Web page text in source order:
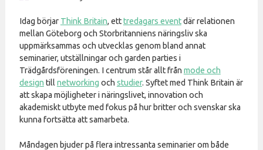
Idag börjar Think Britain, etttredagars eventdär relationen
mellan Göteborg och Storbritanniens näringsliv ska
uppmärksammas och utvecklas genom bland annat
seminarier, utställningar och garden parties i
Trädgårdsföreningen. I centrum står allt från mode och
design tillnetworking och studier. Syftet med Think Britain är
att skapa möjligheter i näringslivet, innovation och
akademiskt utbyte med fokus på hur britter och svenskar ska
kunna fortsätta att samarbeta.
Måndagen bjuder på flera intressanta seminarier om både